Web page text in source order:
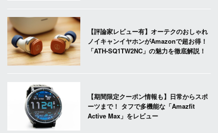
【評論家レビュー有】オーテクのおしゃれ
ノイキャンイヤホンがAmazonで超お得！
「ATH-SQ1TW2NC」の魅力を徹底解説！
【期間限定クーポン情報も】日常からスポ
ーツまで！ タフで多機能な「Amazfit
Active Max」をレビュー